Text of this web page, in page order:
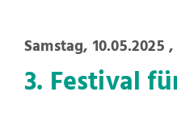
Samstag, 10.05.2025 ,
3. Festival